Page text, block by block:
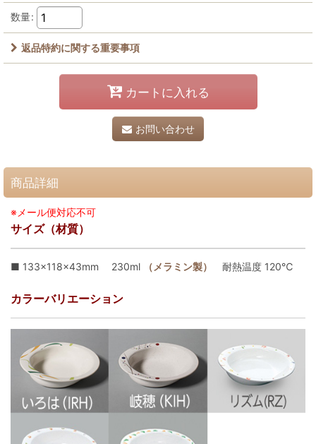
数量:
返品特約に関する重要事項
カートに入れる
お問い合わせ
商品詳細
※メール便対応不可
サイズ（材質）
■ 133×118×43mm 230ml （メラミン製） 耐熱温度 120℃
カラーバリエーション